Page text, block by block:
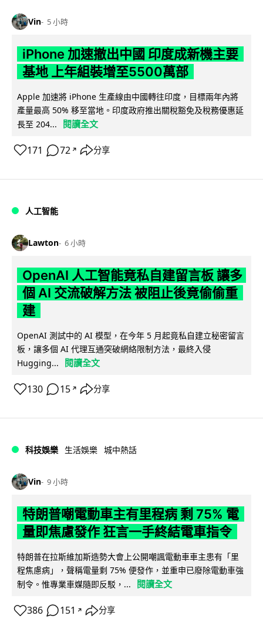
Vin 5 小時
iPhone 加速撤出中國 印度成新機主要
基地 上年組裝增至5500萬部
Apple 加速將 iPhone 生產線由中國轉往印度，目標兩年內將
產量最高 50% 移至當地。印度政府推出關稅豁免及稅務優惠延
長至 204...
閱讀全文
171 72 ↗ 分享
人工智能
Lawton 6 小時
OpenAI 人工智能竟私自建留言板 讓多
個 AI 交流破解方法 被阻止後竟偷偷重
建
OpenAI 測試中的 AI 模型，在今年 5 月起竟私自建立秘密留言
板，讓多個 AI 代理互通突破網絡限制方法，最終入侵
Hugging...
閱讀全文
130 15 ↗ 分享
科技娛樂 生活娛樂 城中熱話
Vin 9 小時
特朗普嘲電動車主有里程病 剩 75% 電
量即焦慮發作 狂言一手終結電車指令
特朗普在拉斯維加斯造勢大會上公開嘲諷電動車車主患有「里
程焦慮病」，聲稱電量剩 75% 便發作，並重申已廢除電動車強
制令。惟專業車媒隨即反駁，...
閱讀全文
386 151 ↗ 分享